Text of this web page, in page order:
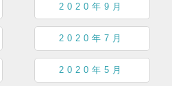
2020年9月
2020年7月
2020年5月